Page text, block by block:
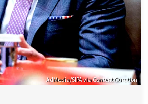
AdMedia/SIPA via Content Curation